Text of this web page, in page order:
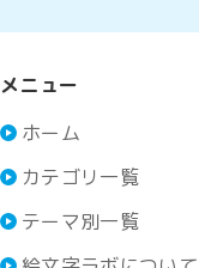
メニュー
ホーム
カテゴリ一覧
テーマ別一覧